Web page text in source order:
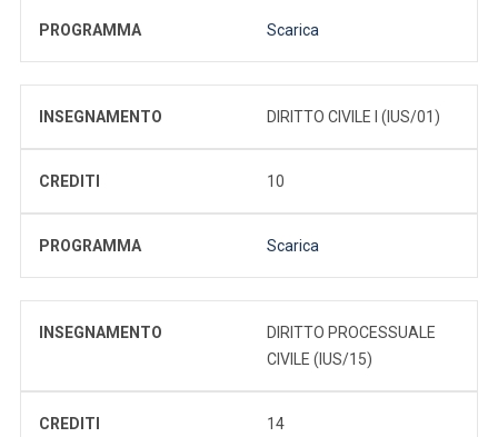
PROGRAMMA Scarica
INSEGNAMENTO DIRITTO CIVILE I (IUS/01)
CREDITI 10
PROGRAMMA Scarica
INSEGNAMENTO
DIRITTO PROCESSUALE
CIVILE (IUS/15)
CREDITI 14